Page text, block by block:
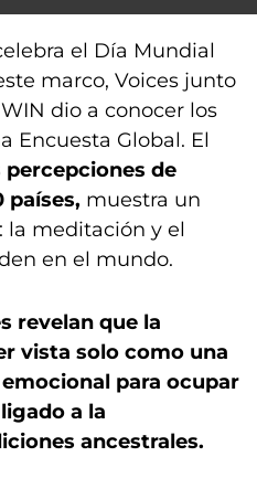
el Día Mundial
marco, Voices junto
dio a conocer los
Encuesta Global. El
percepciones de
países, muestra un
la meditación y el
en el mundo.
revelan que la
vista solo como una
para ocupar
a la
ancestrales.